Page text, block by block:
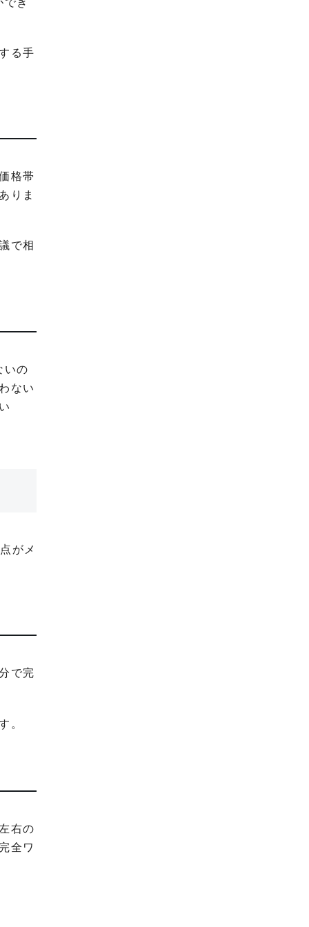
る手
格帯
りま
で相
いの
ない
がメ
で完
。
右の
全ワ